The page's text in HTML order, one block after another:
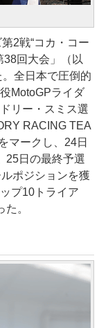
2戦“コカ・コー
38回大会」（以
全日本で圧倒的
MotoGPライダ
リー・スミス選
RACING TEA
マークし、24日
25日の最終予選
ポジションを獲
プ10トライア
。